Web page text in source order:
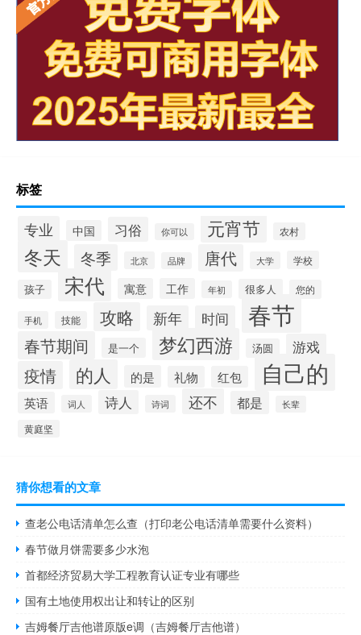
标签
专业 中国 习俗 你可以 元宵节 农村
冬天 冬季 北京 品牌 唐代 大学 学校
孩子 宋代 寓意 工作 年初 很多人 您的
手机 技能 攻略 新年 时间 春节
春节期间 是一个 梦幻西游 汤圆 游戏
疫情 的人 的是 礼物 红包 自己的
英语 词人 诗人 诗词 还不 都是 长辈
黄庭坚
猜你想看的文章
查老公电话清单怎么查（打印老公电话清单需要什么资料）
春节做月饼需要多少水泡
首都经济贸易大学工程教育认证专业有哪些
国有土地使用权出让和转让的区别
吉姆餐厅吉他谱原版e调（吉姆餐厅吉他谱）